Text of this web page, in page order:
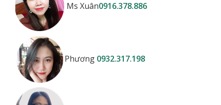
Ms Xuân0916.378.886
Phương 0932.317.198